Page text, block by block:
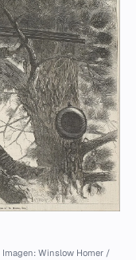
Imagen: Winslow Homer /